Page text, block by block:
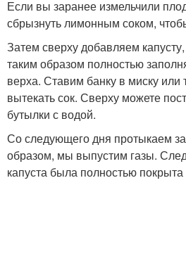
Если вы заранее измельчили
сбрызнуть лимонным соком,
Затем сверху добавляем
таким образом полностью
верха. Ставим банку в миску или
вытекать сок. Сверху можете
бутылки с водой.
Со следующего дня протыкаем
образом, мы выпустим газы.
капуста была полностью